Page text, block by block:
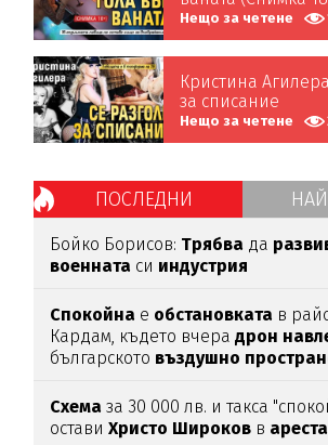
Нещо за четене
Кристина
за списание
Нещо за четене
ПОСЛЕДНИ
Бойко Борисов: Трябва да
военната си индустрия
Спокойна е обстановката в
Кардам, където вчерадрон
българското въздушно
Схема за 30 000 лв. и такса
оставиХристо Широков в ареста